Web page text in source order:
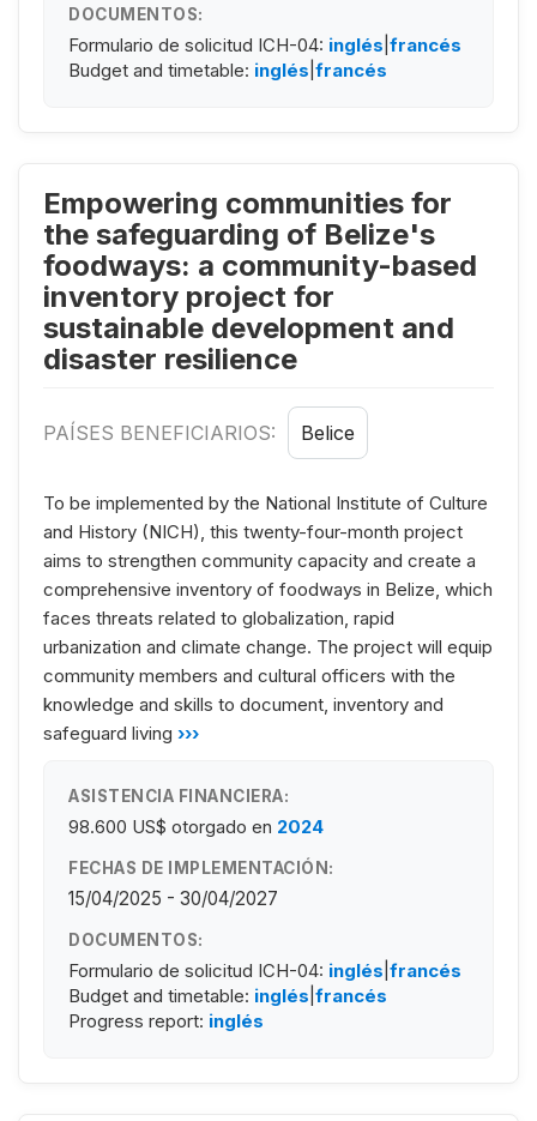
DOCUMENTOS:
Formulario de solicitud ICH-04: inglés francés
Budget and timetable: inglés francés
Empowering communities for
the safeguarding of Belize's
foodways: a community-based
inventory project for
sustainable development and
disaster resilience
PAÍSES BENEFICIARIOS: Belice
To be implemented by the National Institute of Culture
and History (NICH), this twenty-four-month project
aims to strengthen community capacity and create a
comprehensive inventory of foodways in Belize, which
faces threats related to globalization, rapid
urbanization and climate change. The project will equip
community members and cultural officers with the
knowledge and skills to document, inventory and
safeguard living ›››
ASISTENCIA FINANCIERA:
98.600 US$ otorgado en 2024
FECHAS DE IMPLEMENTACIÓN:
15/04/2025 - 30/04/2027
DOCUMENTOS:
Formulario de solicitud ICH-04: inglés francés
Budget and timetable: inglés francés
Progress report: inglés